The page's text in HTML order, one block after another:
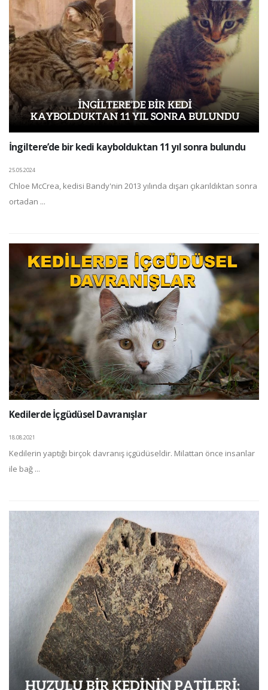
İngiltere’de bir kedi kaybolduktan 11 yıl sonra bulundu
25.05.2024
Chloe McCrea, kedisi Bandy'nin 2013 yılında dışarı çıkarıldıktan sonra
ortadan ...
Kedilerde İçgüdüsel Davranışlar
18.08.2021
Kedilerin yaptığı birçok davranış içgüdüseldir. Milattan önce insanlar
ile bağ ...